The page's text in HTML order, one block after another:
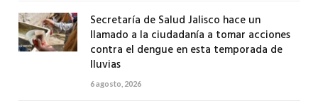
Secretaría de Salud Jalisco hace un
llamado a la ciudadanía a tomar acciones
contra el dengue en esta temporada de
lluvias
6 agosto, 2026